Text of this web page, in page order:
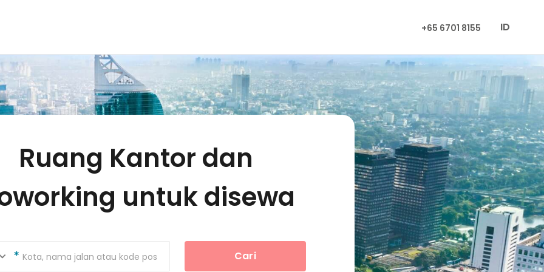
+65 6701 8155 ID
Ruang Kantor dan
untuk disewa
Kota, nama jalan atau kode pos Cari